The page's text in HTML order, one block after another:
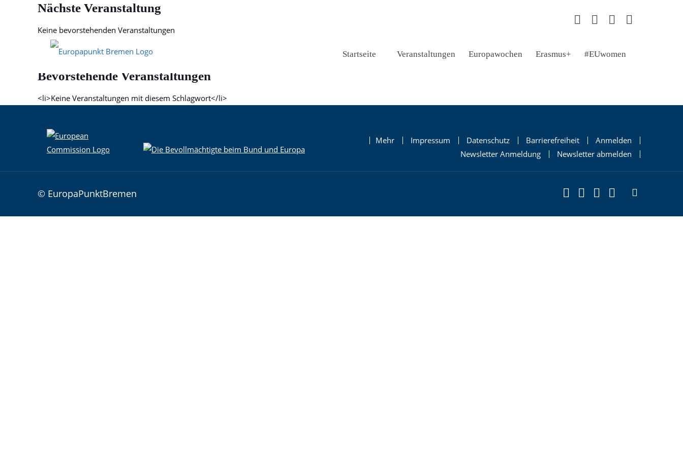
Startseite Veranstaltungen Europawochen Erasmus+ #EUwomen
Nächste Veranstaltung
Keine bevorstehenden Veranstaltungen
Beschreibung
Bevorstehende Veranstaltungen
<li>Keine Veranstaltungen mit diesem Schlagwort</li>
Mehr Impressum Datenschutz Barrierefreiheit
Anmelden
Newsletter Anmeldung
Newsletter abmelden
© EuropaPunktBremen